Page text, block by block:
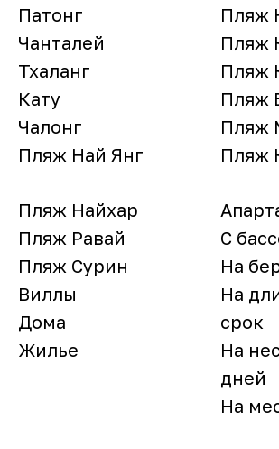
Патонг
Чанталей
Тхаланг
Кату
Чалонг
Пляж Най Янг
Пляж
Пляж
Пляж
Пляж
Пляж
Пляж
Пляж Найхар
Пляж Равай
Пляж Сурин
Виллы
Дома
Жилье
С
На
На
срок
На
дней
На